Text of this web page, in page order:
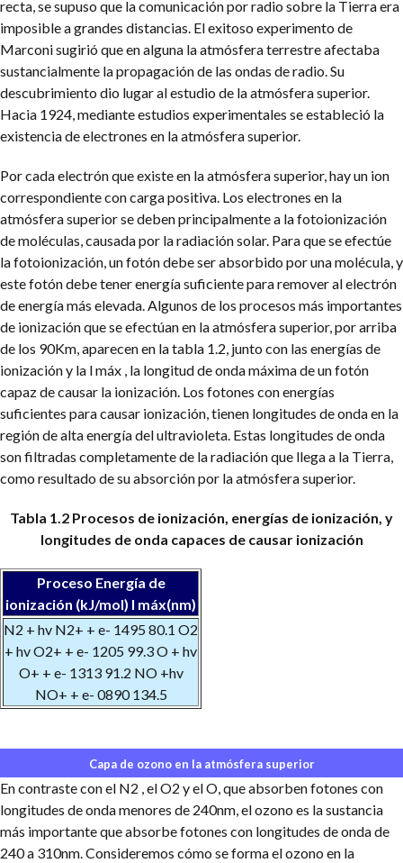
recta, se supuso que la comunicación por radio sobre la Tierra era
imposible a grandes distancias. El exitoso experimento de
Marconi sugirió que en alguna la atmósfera terrestre afectaba
sustancialmente la propagación de las ondas de radio. Su
descubrimiento dio lugar al estudio de la atmósfera superior.
Hacia 1924, mediante estudios experimentales se estableció la
existencia de electrones en la atmósfera superior.
Por cada electrón que existe en la atmósfera superior, hay un ion
correspondiente con carga positiva. Los electrones en la
atmósfera superior se deben principalmente a la fotoionización
de moléculas, causada por la radiación solar. Para que se efectúe
la fotoionización, un fotón debe ser absorbido por una molécula, y
este fotón debe tener energía suficiente para remover al electrón
de energía más elevada. Algunos de los procesos más importantes
de ionización que se efectúan en la atmósfera superior, por arriba
de los 90Km, aparecen en la tabla 1.2, junto con las energías de
ionización y la l máx , la longitud de onda máxima de un fotón
capaz de causar la ionización. Los fotones con energías
suficientes para causar ionización, tienen longitudes de onda en la
región de alta energía del ultravioleta. Estas longitudes de onda
son filtradas completamente de la radiación que llega a la Tierra,
como resultado de su absorción por la atmósfera superior.
Tabla 1.2 Procesos de ionización, energías de ionización, y
longitudes de onda capaces de causar ionización
Proceso Energía de
ionización (kJ/mol) l máx(nm)
N2 + hv N2+ + e- 1495 80.1 O2
+ hv O2+ + e- 1205 99.3O + hv
O+ + e- 1313 91.2 NO +hv
NO+ + e- 0890 134.5
Capa de ozono en la atmósfera superior
En contraste con el N2 , el O2 y el O, que absorben fotones con
longitudes de onda menores de 240nm, el ozono es la sustancia
más importante que absorbe fotones con longitudes de onda de
240 a 310nm. Consideremos cómo se forma el ozono en la